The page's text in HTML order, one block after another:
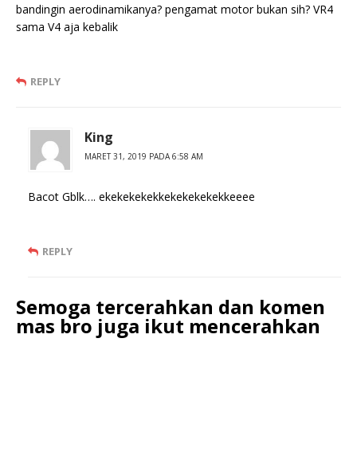
bandingin aerodinamikanya? pengamat motor bukan sih? VR4
sama V4 aja kebalik
REPLY
King
MARET 31, 2019 PADA 6:58 AM
Bacot Gblk…. ekekekekekkekekekekekkeeee
REPLY
Semoga tercerahkan dan komen
mas bro juga ikut mencerahkan